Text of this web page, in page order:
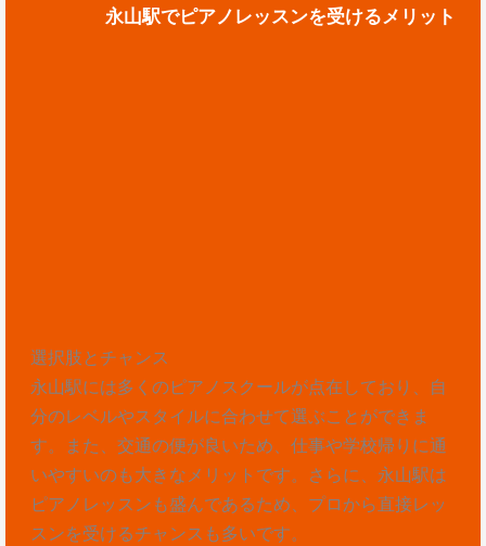
永山駅でピアノレッスンを受けるメリット
選択肢とチャンス
永山駅には多くのピアノスクールが点在しており、自
分のレベルやスタイルに合わせて選ぶことができま
す。また、交通の便が良いため、仕事や学校帰りに通
いやすいのも大きなメリットです。さらに、永山駅は
ピアノレッスンも盛んであるため、プロから直接レッ
スンを受けるチャンスも多いです。